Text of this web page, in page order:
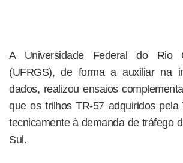
A Universidade Federal do Rio
(UFRGS), de forma a auxiliar na
dados, realizou ensaios
que os trilhos TR-57 adquiridos pela
tecnicamente à demanda de tráfego
Sul.